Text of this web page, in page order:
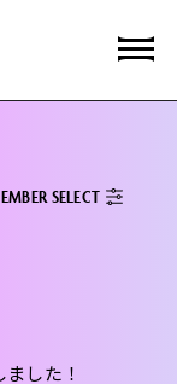
した！
SELECT